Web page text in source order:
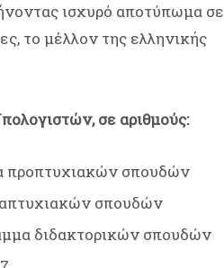
ισχυρό αποτύπωμα σε
το μέλλον της ελληνικής
σε αριθμούς:
προπτυχιακών σπουδών
σπουδών
διδακτορικών σπουδών